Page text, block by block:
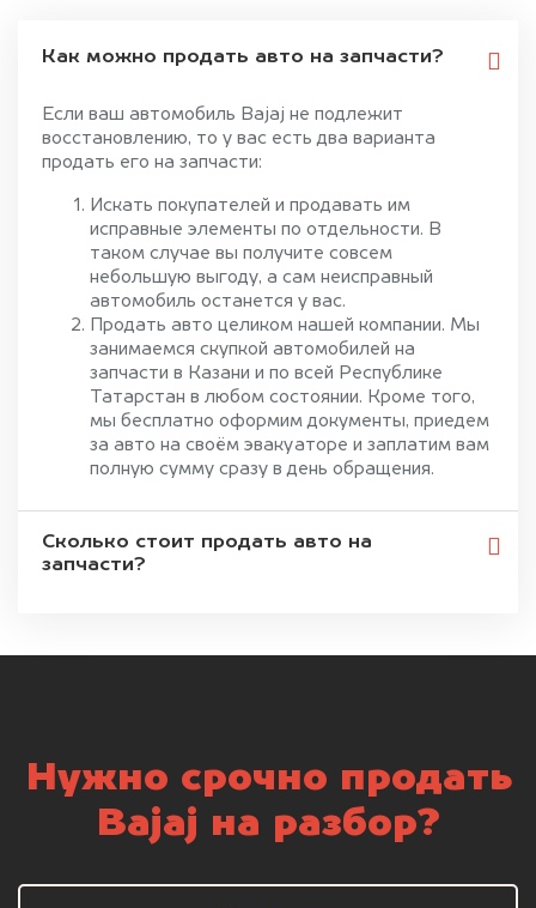
Как можно продать авто на запчасти?
Если ваш автомобиль Bajaj не подлежит
восстановлению, то у вас есть два варианта
продать его на запчасти:
Искать покупателей и продавать им
исправные элементы по отдельности. В
таком случае вы получите совсем
небольшую выгоду, а сам неисправный
автомобиль останется у вас.
Продать авто целиком нашей компании. Мы
занимаемся скупкой автомобилей на
запчасти в Казани и по всей Республике
Татарстан в любом состоянии. Кроме того,
мы бесплатно оформим документы, приедем
за авто на своём эвакуаторе и заплатим вам
полную сумму сразу в день обращения.
Сколько стоит продать авто на
запчасти?
Нужно срочно продать
Bajaj на разбор?